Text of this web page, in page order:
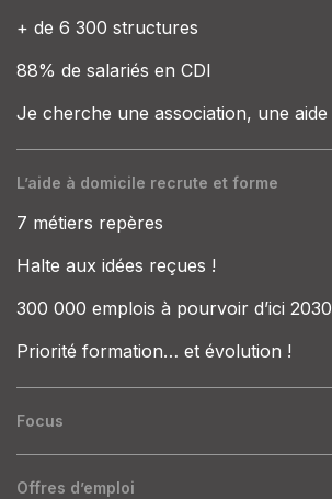
+ de 6 300 structures
88% de salariés en CDI
Je cherche une association, une aide
L’aide à domicile recrute et forme
7 métiers repères
Halte aux idées reçues !
300 000 emplois à pourvoir d’ici 2030
Priorité formation… et évolution !
Focus
Offres d’emploi